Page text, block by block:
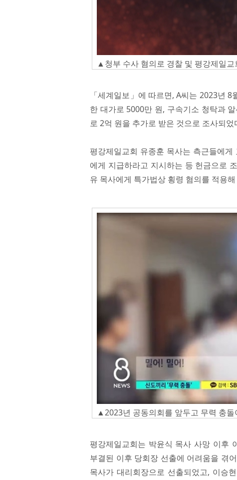
▲청부 수사 혐의로 경찰 및 평강제일
「세계일보」에 따르면, A씨는 2023년
한 대가로 5000만 원, 구속기소 청탁과
로 2억 원을 추가로 받은 것으로 조사되었
평강제일교회 유종훈 목사는 측근들에
에게 지급하라고 지시하는 등 헌금으로
유 목사에게 특가법상 횡령 혐의를 적용
▲2023년 공동의회를 앞두고 무력 충돌
평강제일교회는 박윤식 목사 사망 이후
부결된 이후 당회장 선출에 어려움을 겪
목사가 대리회장으로 선출되었고, 이승